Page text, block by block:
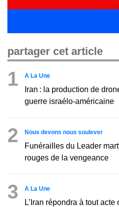
partager cet article
1 A La Une
Iran : la production de
guerre israélo-américaine
2 Nous devons nous soulever
Funérailles du Leader
rouges de la vengeance
3 A La Une
L’Iran répondra à tout